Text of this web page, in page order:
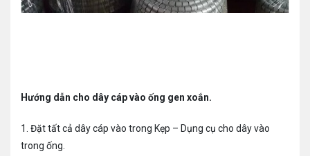
Hướng dẫn cho dây cáp vào ống gen xoắn.
1. Đặt tất cả dây cáp vào trong Kẹp – Dụng cụ cho dây vào
trong ống.